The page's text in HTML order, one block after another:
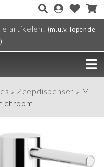
artikelen! (m.u.v. lopende
» Zeepdispenser » M-
chroom